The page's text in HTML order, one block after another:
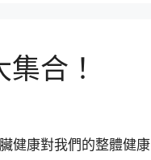
合！
健康對我們的整體健康